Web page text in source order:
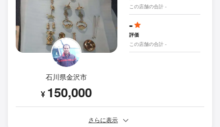
石川県金沢市
¥ 150,000
この店舗の合計 -
-
評価
この店舗の合計 -
さらに表示